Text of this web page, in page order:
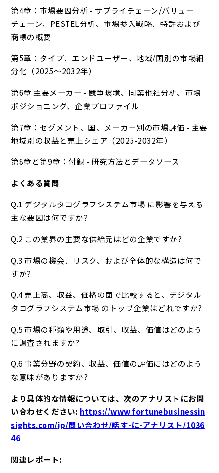
第4章：市場要因分析 - サプライチェーン/バリュー
チェーン、PESTEL分析、市場参入戦略、特許および
商標の概要
第5章：タイプ、エンドユーザー、地域/国別の市場細
分化（2025～2032年）
第6章 主要メーカー - 競争環境、同業他社分析、市場
ポジショニング、企業プロファイル
第7章：セグメント、国、メーカー別の市場評価 - 主要
地域別の収益と売上シェア（2025-2032年）
第8章と第9章：付録 - 研究方法とデータソース
よくある質問
Q.1 デジタルタコグラフシステム市場 に影響を与える
主な要因は何ですか?
Q.2 この業界の主要な供給元はどの企業ですか?
Q.3 市場の機会、リスク、および全体的な構造は何で
すか?
Q.4 売上高、収益、価格の面で比較すると、デジタル
タコグラフシステム市場 のトップ企業はどれですか?
Q.5 市場の種類や用途、取引、収益、価値はどのよう
に調査されますか?
Q.6 事業分野の契約、収益、価値の評価にはどのよう
な意味がありますか?
より具体的な情報については、次のアナリストにお問
い合わせください: https://www.fortunebusinessin
sights.com/jp/問い合わせ/話す-に-アナリスト/1036
46
関連レポート: